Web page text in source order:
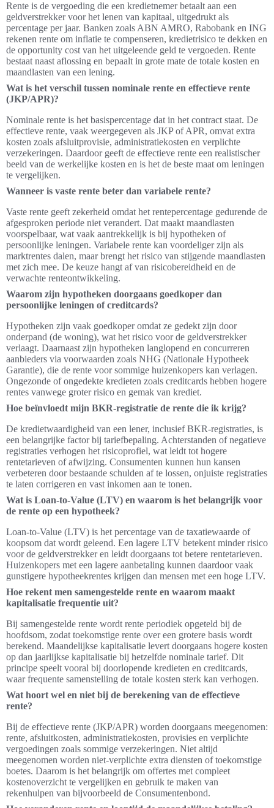
Rente is de vergoeding die een kredietnemer betaalt aan een
geldverstrekker voor het lenen van kapitaal, uitgedrukt als
percentage per jaar. Banken zoals ABN AMRO, Rabobank en ING
rekenen rente om inflatie te compenseren, kredietrisico te dekken en
de opportunity cost van het uitgeleende geld te vergoeden. Rente
bestaat naast aflossing en bepaalt in grote mate de totale kosten en
maandlasten van een lening.
Wat is het verschil tussen nominale rente en effectieve rente
(JKP/APR)?
Nominale rente is het basispercentage dat in het contract staat. De
effectieve rente, vaak weergegeven als JKP of APR, omvat extra
kosten zoals afsluitprovisie, administratiekosten en verplichte
verzekeringen. Daardoor geeft de effectieve rente een realistischer
beeld van de werkelijke kosten en is het de beste maat om leningen
te vergelijken.
Wanneer is vaste rente beter dan variabele rente?
Vaste rente geeft zekerheid omdat het rentepercentage gedurende de
afgesproken periode niet verandert. Dat maakt maandlasten
voorspelbaar, wat vaak aantrekkelijk is bij hypotheken of
persoonlijke leningen. Variabele rente kan voordeliger zijn als
marktrentes dalen, maar brengt het risico van stijgende maandlasten
met zich mee. De keuze hangt af van risicobereidheid en de
verwachte renteontwikkeling.
Waarom zijn hypotheken doorgaans goedkoper dan
persoonlijke leningen of creditcards?
Hypotheken zijn vaak goedkoper omdat ze gedekt zijn door
onderpand (de woning), wat het risico voor de geldverstrekker
verlaagt. Daarnaast zijn hypotheken langlopend en concurreren
aanbieders via voorwaarden zoals NHG (Nationale Hypotheek
Garantie), die de rente voor sommige huizenkopers kan verlagen.
Ongezonde of ongedekte kredieten zoals creditcards hebben hogere
rentes vanwege groter risico en gemak van krediet.
Hoe beïnvloedt mijn BKR-registratie de rente die ik krijg?
De kredietwaardigheid van een lener, inclusief BKR-registraties, is
een belangrijke factor bij tariefbepaling. Achterstanden of negatieve
registraties verhogen het risicoprofiel, wat leidt tot hogere
rentetarieven of afwijzing. Consumenten kunnen hun kansen
verbeteren door bestaande schulden af te lossen, onjuiste registraties
te laten corrigeren en vast inkomen aan te tonen.
Wat is Loan-to-Value (LTV) en waarom is het belangrijk voor
de rente op een hypotheek?
Loan-to-Value (LTV) is het percentage van de taxatiewaarde of
koopsom dat wordt geleend. Een lagere LTV betekent minder risico
voor de geldverstrekker en leidt doorgaans tot betere rentetarieven.
Huizenkopers met een lagere aanbetaling kunnen daardoor vaak
gunstigere hypotheekrentes krijgen dan mensen met een hoge LTV.
Hoe rekent men samengestelde rente en waarom maakt
kapitalisatie frequentie uit?
Bij samengestelde rente wordt rente periodiek opgeteld bij de
hoofdsom, zodat toekomstige rente over een grotere basis wordt
berekend. Maandelijkse kapitalisatie levert doorgaans hogere kosten
op dan jaarlijkse kapitalisatie bij hetzelfde nominale tarief. Dit
principe speelt vooral bij doorlopende kredieten en creditcards,
waar frequente samenstelling de totale kosten sterk kan verhogen.
Wat hoort wel en niet bij de berekening van de effectieve
rente?
Bij de effectieve rente (JKP/APR) worden doorgaans meegenomen:
rente, afsluitkosten, administratiekosten, provisies en verplichte
vergoedingen zoals sommige verzekeringen. Niet altijd
meegenomen worden niet-verplichte extra diensten of toekomstige
boetes. Daarom is het belangrijk om offertes met compleet
kostenoverzicht te vergelijken en gebruik te maken van
rekenhulpen van bijvoorbeeld de Consumentenbond.